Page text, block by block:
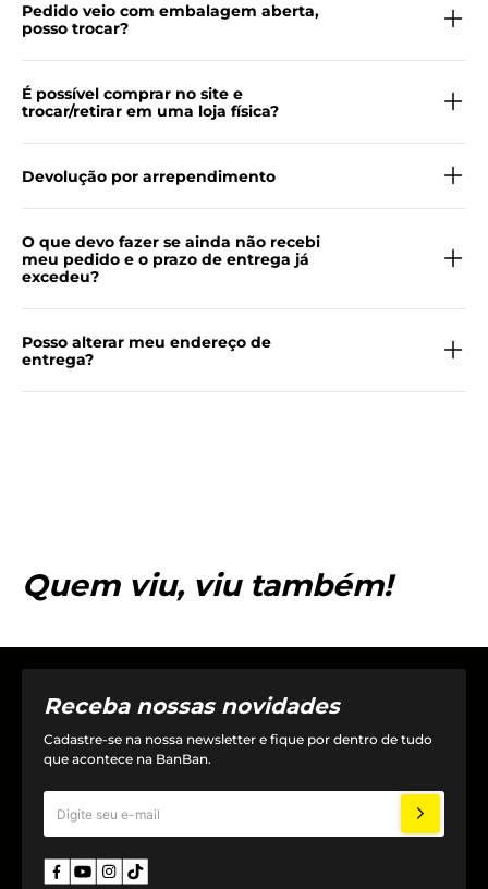
Pedido veio com embalagem aberta,
posso trocar?
É possível comprar no site e
trocar/retirar em uma loja física?
Devolução por arrependimento
O que devo fazer se ainda não recebi
meu pedido e o prazo de entrega já
excedeu?
Posso alterar meu endereço de
entrega?
Quem viu, viu também!
Receba nossas novidades
Cadastre-se na nossa newsletter e fique por dentro de tudo
que acontece na BanBan.